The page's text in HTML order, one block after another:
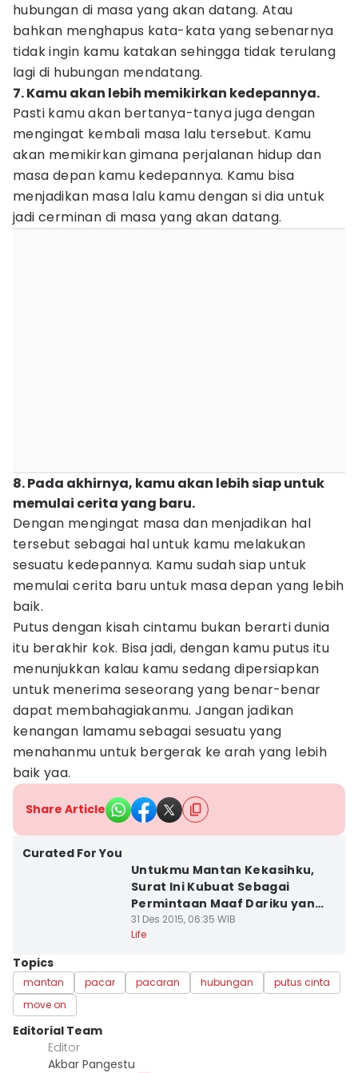
hubungan di masa yang akan datang. Atau
bahkan menghapus kata-kata yang sebenarnya
tidak ingin kamu katakan sehingga tidak terulang
lagi di hubungan mendatang.
7. Kamu akan lebih memikirkan kedepannya.
Pasti kamu akan bertanya-tanya juga dengan
mengingat kembali masa lalu tersebut. Kamu
akan memikirkan gimana perjalanan hidup dan
masa depan kamu kedepannya. Kamu bisa
menjadikan masa lalu kamu dengan si dia untuk
jadi cerminan di masa yang akan datang.
8. Pada akhirnya, kamu akan lebih siap untuk
memulai cerita yang baru.
Dengan mengingat masa dan menjadikan hal
tersebut sebagai hal untuk kamu melakukan
sesuatu kedepannya. Kamu sudah siap untuk
memulai cerita baru untuk masa depan yang lebih
baik.
Putus dengan kisah cintamu bukan berarti dunia
itu berakhir kok. Bisa jadi, dengan kamu putus itu
menunjukkan kalau kamu sedang dipersiapkan
untuk menerima seseorang yang benar-benar
dapat membahagiakanmu. Jangan jadikan
kenangan lamamu sebagai sesuatu yang
menahanmu untuk bergerak ke arah yang lebih
baik yaa.
Share Article
Curated For You
Untukmu Mantan Kekasihku,
Surat Ini Kubuat Sebagai
Permintaan Maaf Dariku yang
Tak Ingin Kembali Padamu
31 Des 2015, 06:35 WIB
Life
Topics
mantan pacar pacaran hubungan
putus cinta
move on
Editorial Team
Editor
Akbar Pangestu